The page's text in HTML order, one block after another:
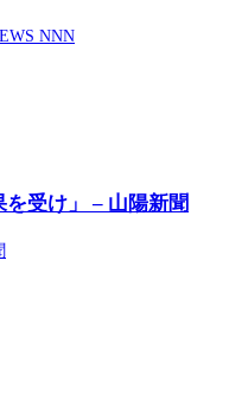
NNN
受け」 – 山陽新聞